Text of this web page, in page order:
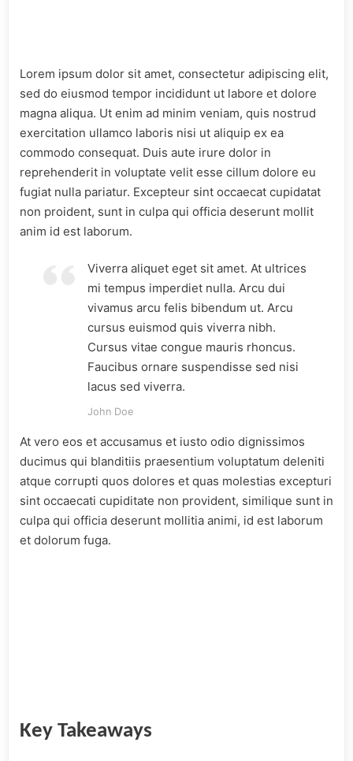
Lorem ipsum dolor sit amet, consectetur adipiscing elit,
sed do eiusmod tempor incididunt ut labore et dolore
magna aliqua. Ut enim ad minim veniam, quis nostrud
exercitation ullamco laboris nisi ut aliquip ex ea
commodo consequat. Duis aute irure dolor in
reprehenderit in voluptate velit esse cillum dolore eu
fugiat nulla pariatur. Excepteur sint occaecat cupidatat
non proident, sunt in culpa qui officia deserunt mollit
anim id est laborum.
Viverra aliquet eget sit amet. At ultrices
mi tempus imperdiet nulla. Arcu dui
vivamus arcu felis bibendum ut. Arcu
cursus euismod quis viverra nibh.
Cursus vitae congue mauris rhoncus.
Faucibus ornare suspendisse sed nisi
lacus sed viverra.
John Doe
At vero eos et accusamus et iusto odio dignissimos
ducimus qui blanditiis praesentium voluptatum deleniti
atque corrupti quos dolores et quas molestias excepturi
sint occaecati cupiditate non provident, similique sunt in
culpa qui officia deserunt mollitia animi, id est laborum
et dolorum fuga.
Key Takeaways